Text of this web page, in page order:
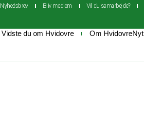
Nyhedsbrev Bliv medlem Vil du samarbejde?
Vidste du om Hvidovre Om HvidovreNyt